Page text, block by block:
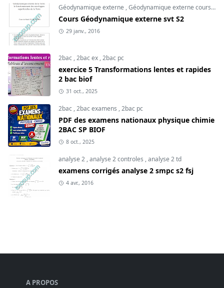
Géodynamique externe ,Géodynamique externe cours ,
Cours Géodynamique externe svt S2
29 janv., 2016
2bac ,2bac ex ,2bac pc
exercice 5 Transformations lentes et rapides
2 bac biof
31 oct., 2025
2bac ,2bac examens ,2bac pc
PDF des examens nationaux physique chimie
2BAC SP BIOF
8 oct., 2025
analyse 2 ,analyse 2 controles ,analyse 2 td
examens corrigés analyse 2 smpc s2 fsj
4 avr., 2016
A PROPOS